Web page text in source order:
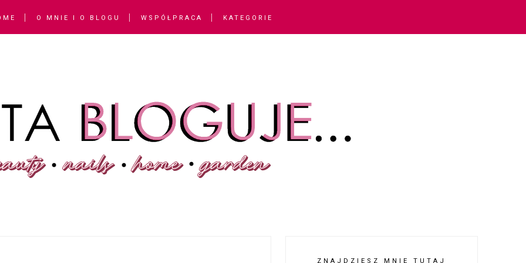
O MNIE I O BLOGU WSPÓŁPRACA KATEGORIE
ZNAJDZIESZ MNIE TUTAJ